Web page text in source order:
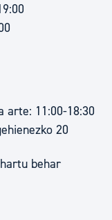
arte: 11:00-18:30
20
behar